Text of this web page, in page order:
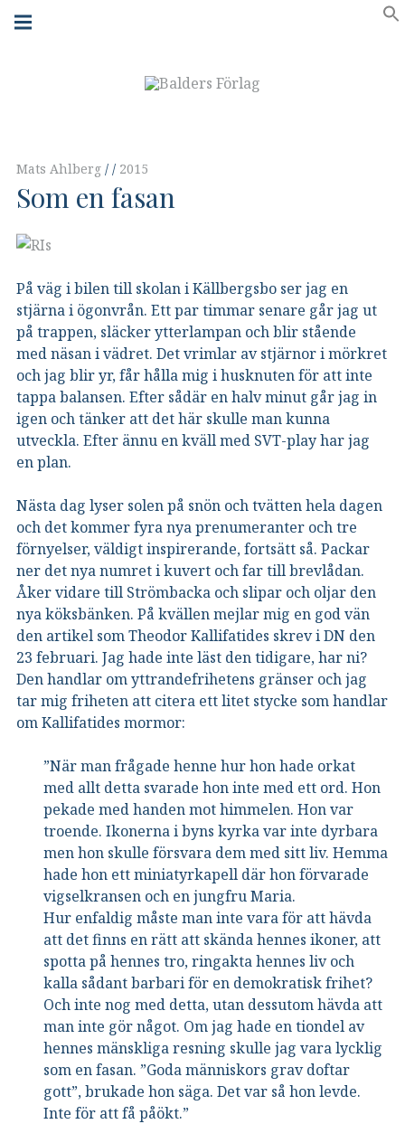
Skip
navigation
Mats Ahlberg 2015
Som en fasan
På väg i bilen till skolan i Källbergsbo ser jag en
stjärna i ögonvrån. Ett par timmar senare går jag ut
på trappen, släcker ytterlampan och blir stående
med näsan i vädret. Det vrimlar av stjärnor i mörkret
och jag blir yr, får hålla mig i husknuten för att inte
tappa balansen. Efter sådär en halv minut går jag in
igen och tänker att det här skulle man kunna
utveckla. Efter ännu en kväll med SVT-play har jag
en plan.
Nästa dag lyser solen på snön och tvätten hela dagen
och det kommer fyra nya prenumeranter och tre
förnyelser, väldigt inspirerande, fortsätt så. Packar
ner det nya numret i kuvert och far till brevlådan.
Åker vidare till Strömbacka och slipar och oljar den
nya köksbänken. På kvällen mejlar mig en god vän
den artikel som Theodor Kallifatides skrev i DN den
23 februari. Jag hade inte läst den tidigare, har ni?
Den handlar om yttrandefrihetens gränser och jag
tar mig friheten att citera ett litet stycke som handlar
om Kallifatides mormor:
”När man frågade henne hur hon hade orkat
med allt detta svarade hon inte med ett ord. Hon
pekade med handen mot himmelen. Hon var
troende. Ikonerna i byns kyrka var inte dyrbara
men hon skulle försvara dem med sitt liv. Hemma
hade hon ett miniatyrkapell där hon förvarade
vigselkransen och en jungfru Maria.
Hur enfaldig måste man inte vara för att hävda
att det finns en rätt att skända hennes ikoner, att
spotta på hennes tro, ringakta hennes liv och
kalla sådant barbari för en demokratisk frihet?
Och inte nog med detta, utan dessutom hävda att
man inte gör något. Om jag hade en tiondel av
hennes mänskliga resning skulle jag vara lycklig
som en fasan. ”Goda människors grav doftar
gott”, brukade hon säga. Det var så hon levde.
Inte för att få påökt.”